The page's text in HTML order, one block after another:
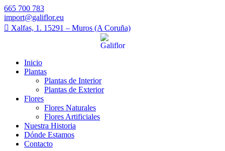
665 700 783
import@galiflor.eu
Xalfas, 1. 15291 – Muros (A Coruña)
Inicio
Plantas
Plantas de Interior
Plantas de Exterior
Flores
Flores Naturales
Flores Artificiales
Nuestra Historia
Dónde Estamos
Contacto